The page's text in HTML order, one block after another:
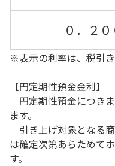
０．２
※表示の利率は、税引き
【円定期性預金金利】
円定期性預金につき
ます。
引き上げ対象となる
は確定次第あらためて
す。